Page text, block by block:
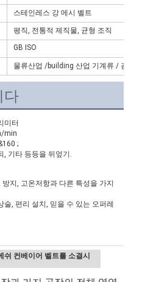
스테인레스 강 메시 벨트
평직, 전통적 제직물, 균형 조직
GB ISO
물류산업 /building 산업 기계류 / 광산업
다
미터
min
;
, 기타 등등을 뒤엎기.
지, 고온저항과 다른 특성을 가지
, 편리 설치, 믿을 수 있는 오퍼레